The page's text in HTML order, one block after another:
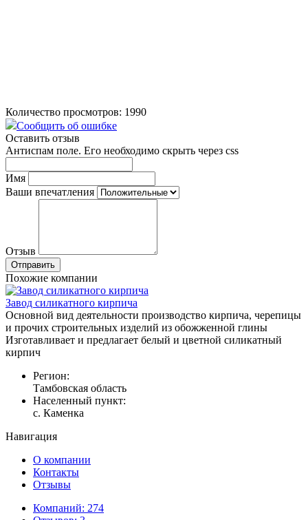
Количество просмотров: 1990
Сообщить об ошибке
Оставить отзыв
Антиспам поле. Его необходимо скрыть через css
Имя
Ваши впечатления
Отзыв
Похожие компании
Завод силикатного кирпича
Основной вид деятельности производство кирпича, черепицы
и прочих строительных изделий из обожженной глины
Изготавливает и предлагает белый и цветной силикатный
кирпич
Регион:
Тамбовская область
Населенный пункт:
с. Каменка
Навигация
О компании
Контакты
Отзывы
Компаний: 274